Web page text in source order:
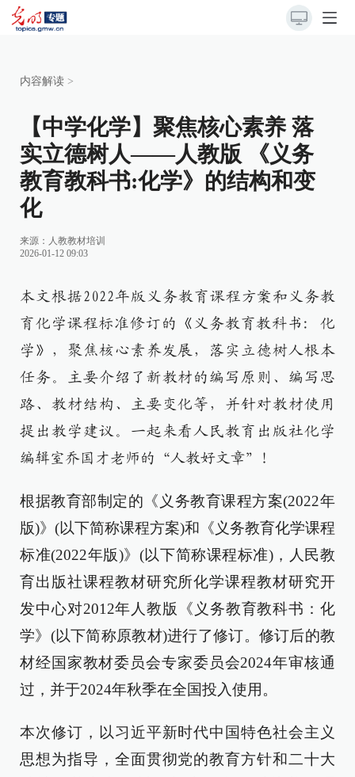
内容解读 >
【中学化学】聚焦核心素养 落
实立德树人——人教版 《义务
教育教科书:化学》的结构和变
化
来源： 人教教材培训
2026-01-12 09:03
本文根据2022年版义务教育课程方案和义务教
育化学课程标准修订的《义务教育教科书: 化
学》，聚焦核心素养发展，落实立德树人根本
任务。主要介绍了新教材的编写原则、编写思
路、教材结构、主要变化等，并针对教材使用
提出教学建议。一起来看人民教育出版社化学
编辑室乔国才老师的“人教好文章”！
根据教育部制定的《义务教育课程方案(2022年
版)》(以下简称课程方案)和《义务教育化学课程
标准(2022年版)》(以下简称课程标准)，人民教
育出版社课程教材研究所化学课程教材研究开
发中心对2012年人教版《义务教育教科书：化
学》(以下简称原教材)进行了修订。修订后的教
材经国家教材委员会专家委员会2024年审核通
过，并于2024年秋季在全国投入使用。
本次修订，以习近平新时代中国特色社会主义
思想为指导，全面贯彻党的教育方针和二十大